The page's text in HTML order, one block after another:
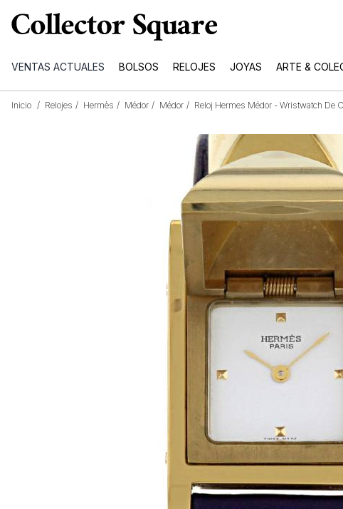
VENTAS ACTUALES BOLSOS RELOJES JOYAS ARTE &
Inicio / Relojes / Hermès / Médor / Médor / Reloj Hermes Médor - Wristwatch De